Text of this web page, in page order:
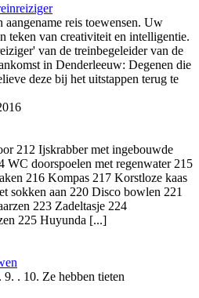
reis toewensen. Uw
teken van creativiteit en intelligentie.
van de treinbegeleider van de
in Denderleeuw: Degenen die
deze bij het uitstappen terug te
212 Ijskrabber met ingebouwde
WC doorspoelen met regenwater 215
216 Kompas 217 Korstloze kaas
sokken aan 220 Disco bowlen 221
223 Zadeltasje 224
225 Huyunda [...]
. 10. Ze hebben tieten